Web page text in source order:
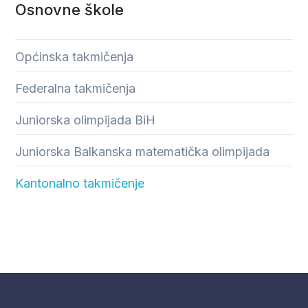
Osnovne škole
Općinska takmičenja
Federalna takmičenja
Juniorska olimpijada BiH
Juniorska Balkanska matematička olimpijada
Kantonalno takmičenje